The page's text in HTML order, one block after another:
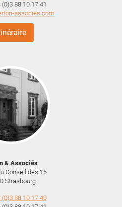
(0)3 88 10 17 41
associes.com
& Associés
Conseil des 15
Strasbourg
(0)3 88 10 17 40